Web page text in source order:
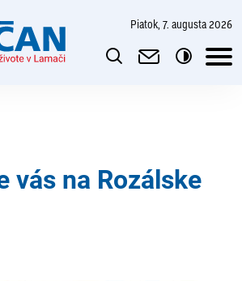
piatok, 7. augusta 2026
vás na Rozálske